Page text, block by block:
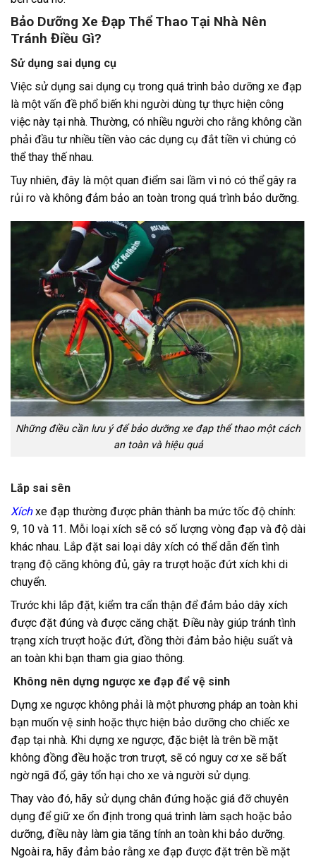
Bảo Dưỡng Xe Đạp Thể Thao Tại Nhà Nên
Tránh Điều Gì?
Sử dụng sai dụng cụ
Việc sử dụng sai dụng cụ trong quá trình bảo dưỡng xe đạp
là một vấn đề phổ biến khi người dùng tự thực hiện công
việc này tại nhà. Thường, có nhiều người cho rằng không cần
phải đầu tư nhiều tiền vào các dụng cụ đắt tiền vì chúng có
thể thay thế nhau.
Tuy nhiên, đây là một quan điểm sai lầm vì nó có thể gây ra
rủi ro và không đảm bảo an toàn trong quá trình bảo dưỡng.
Những điều cần lưu ý để bảo dưỡng xe đạp thể thao một cách
an toàn và hiệu quả
Lắp sai sên
Xích xe đạp thường được phân thành ba mức tốc độ chính:
9, 10 và 11. Mỗi loại xích sẽ có số lượng vòng đạp và độ dài
khác nhau. Lắp đặt sai loại dây xích có thể dẫn đến tình
trạng độ căng không đủ, gây ra trượt hoặc đứt xích khi di
chuyển.
Trước khi lắp đặt, kiểm tra cẩn thận để đảm bảo dây xích
được đặt đúng và được căng chặt. Điều này giúp tránh tình
trạng xích trượt hoặc đứt, đồng thời đảm bảo hiệu suất và
an toàn khi bạn tham gia giao thông.
Không nên dựng ngược xe đạp để vệ sinh
Dựng xe ngược không phải là một phương pháp an toàn khi
bạn muốn vệ sinh hoặc thực hiện bảo dưỡng cho chiếc xe
đạp tại nhà. Khi dựng xe ngược, đặc biệt là trên bề mặt
không đồng đều hoặc trơn trượt, sẽ có nguy cơ xe sẽ bất
ngờ ngã đổ, gây tổn hại cho xe và người sử dụng.
Thay vào đó, hãy sử dụng chân đứng hoặc giá đỡ chuyên
dụng để giữ xe ổn định trong quá trình làm sạch hoặc bảo
dưỡng, điều này làm gia tăng tính an toàn khi bảo dưỡng.
Ngoài ra, hãy đảm bảo rằng xe đạp được đặt trên bề mặt